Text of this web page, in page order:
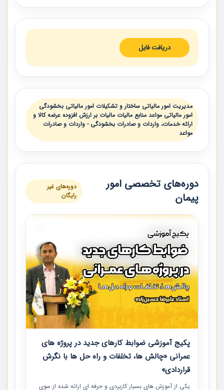
دریافت فایل
مدیریت امور مالیاتی ساختار و تشکیلات امور مالیاتی بخشودگی
امور مالیاتی مواعد منابع مالیات مالیات بر ارزش افزوده عرضه کالا و
ارائه خدمات، واردات و صادرات بخشودگی - واردات و صادرات
مواعد
دوره‌های تخصصی امور
پیمان
دوره‌های غیر
رایگان
پکیج آموزشی ضوابط کارهای جدید در پروژه های
عمرانی «چالش ها، تخلفات و راه حل ها با نگرش
قراردادی»
یکی از آموزش‏‏‏‏‏‏ های بسیار کاربردی و حرفه‏ ای ارائه شده از سوی